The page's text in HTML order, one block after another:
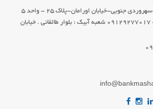
شعبه تهران-سهروردی جنوبی-خیابان اورامان-پلاک 25 - واحد 5
تلفن:02188323483 - 09129277017 شعبه آبیک : بلوار طالقانی . خیابان